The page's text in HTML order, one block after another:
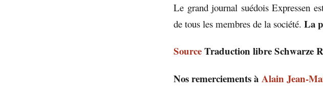
Le grand journal suédois Expressen
de tous les membres de la société. La
SourceTraduction libre Schwarze
Nos remerciements à Alain Jean-